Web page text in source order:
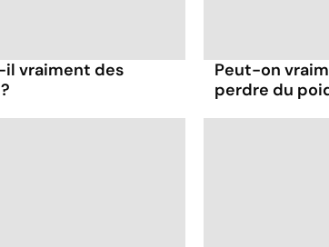
il vraiment des
Peut-on
perdre du